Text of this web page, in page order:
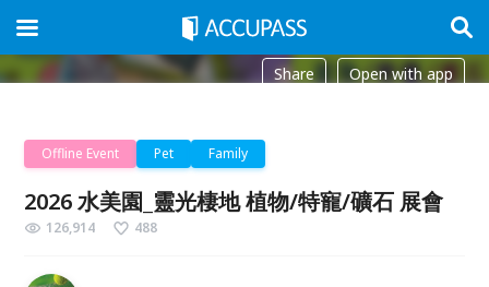
Share Open with app
Offline Event Pet Family
2026 水美園_靈光棲地 植物/特寵/礦石 展會
126,914 488